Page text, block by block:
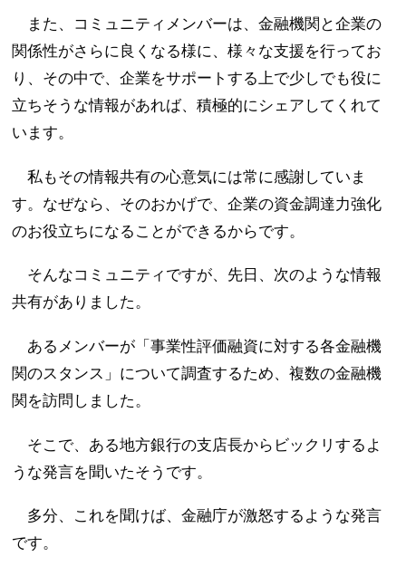
また、コミュニティメンバーは、金融機関と企業の
関係性がさらに良くなる様に、様々な支援を行ってお
り、その中で、企業をサポートする上で少しでも役に
立ちそうな情報があれば、積極的にシェアしてくれて
います。
私もその情報共有の心意気には常に感謝していま
す。なぜなら、そのおかげで、企業の資金調達力強化
のお役立ちになることができるからです。
そんなコミュニティですが、先日、次のような情報
共有がありました。
あるメンバーが「事業性評価融資に対する各金融機
関のスタンス」について調査するため、複数の金融機
関を訪問しました。
そこで、ある地方銀行の支店長からビックリするよ
うな発言を聞いたそうです。
多分、これを聞けば、金融庁が激怒するような発言
です。